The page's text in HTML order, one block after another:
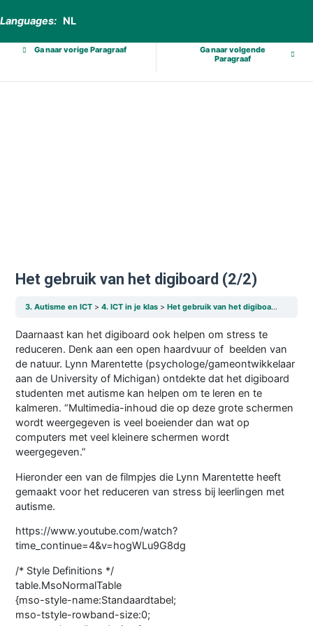
Languages: NL
Ga naar vorige Paragraaf
Ga naar volgende
Paragraaf
Het gebruik van het digiboard (2/2)
3. Autisme en ICT 4. ICT in je klas Het gebruik van het digiboard (2/2)
Daarnaast kan het digiboard ook helpen om stress te
reduceren. Denk aan een open haardvuur of beelden van
de natuur. Lynn Marentette (psychologe/gameontwikkelaar
aan de University of Michigan) ontdekte dat het digiboard
studenten met autisme kan helpen om te leren en te
kalmeren. “Multimedia-inhoud die op deze grote schermen
wordt weergegeven is veel boeiender dan wat op
computers met veel kleinere schermen wordt
weergegeven.”
Hieronder een van de filmpjes die Lynn Marentette heeft
gemaakt voor het reduceren van stress bij leerlingen met
autisme.
https://www.youtube.com/watch?
time_continue=4&v=hogWLu9G8dg
/* Style Definitions */
table.MsoNormalTable
{mso-style-name:Standaardtabel;
mso-tstyle-rowband-size:0;